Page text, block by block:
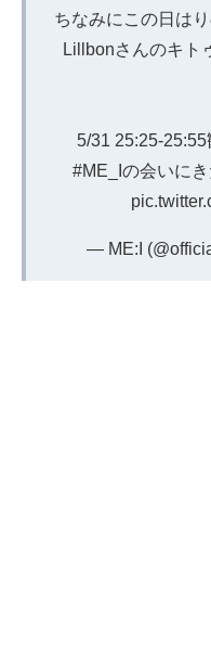
ちなみにこの日は
Lillbonさんのキト
5/31 25:25-25:55
#ME_Iの会いにき
— ME:I